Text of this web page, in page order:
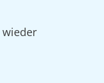
wieder